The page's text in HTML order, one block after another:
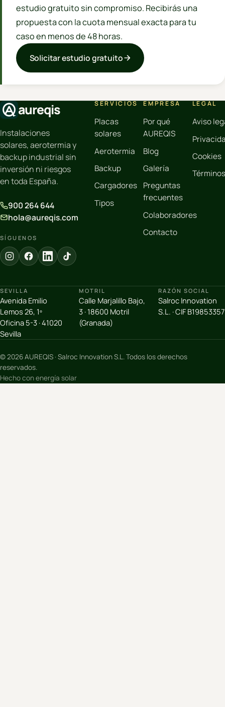
estudio gratuito sin compromiso. Recibirás una
propuesta con la cuota mensual exacta para tu
caso en menos de 48 horas.
Solicitar estudio gratuito
aureqis
Instalaciones
solares, aerotermia y
backup industrial sin
inversión ni riesgos
en toda España.
900 264 644
hola@aureqis.com
SÍGUENOS
SERVICIOS
Placas
solares
Aerotermia
Backup
Cargadores
Tipos
EMPRESA
Por qué
AUREQIS
Blog
Galería
Preguntas
frecuentes
Colaboradores
Contacto
LEGAL
Aviso
Cookies
Términos
SEVILLA
Avenida Emilio
Lemos 26, 1º
Oficina 5-3 · 41020
Sevilla
MOTRIL
Calle Marjalillo Bajo,
3 · 18600 Motril
(Granada)
RAZÓN SOCIAL
Salroc Innovation
S.L. · CIF B19853357
© 2026 AUREQIS · Salroc Innovation S.L. Todos los derechos
reservados.
Hecho con energía solar